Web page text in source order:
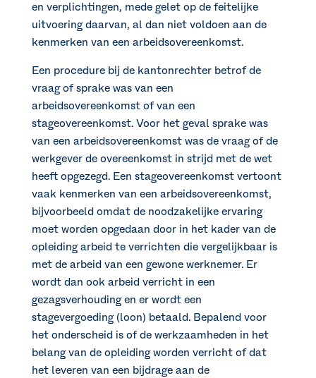
en verplichtingen, mede gelet op de feitelijke
uitvoering daarvan, al dan niet voldoen aan de
kenmerken van een arbeidsovereenkomst.
Een procedure bij de kantonrechter betrof de
vraag of sprake was van een
arbeidsovereenkomst of van een
stageovereenkomst. Voor het geval sprake was
van een arbeidsovereenkomst was de vraag of de
werkgever de overeenkomst in strijd met de wet
heeft opgezegd. Een stageovereenkomst vertoont
vaak kenmerken van een arbeidsovereenkomst,
bijvoorbeeld omdat de noodzakelijke ervaring
moet worden opgedaan door in het kader van de
opleiding arbeid te verrichten die vergelijkbaar is
met de arbeid van een gewone werknemer. Er
wordt dan ook arbeid verricht in een
gezagsverhouding en er wordt een
stagevergoeding (loon) betaald. Bepalend voor
het onderscheid is of de werkzaamheden in het
belang van de opleiding worden verricht of dat
het leveren van een bijdrage aan de